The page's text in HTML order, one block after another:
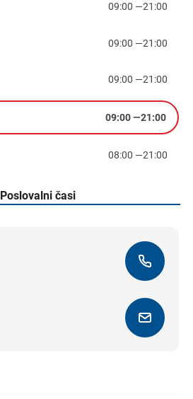
09:00 —21:00
09:00 —21:00
09:00 —21:00
09:00—21:00
08:00 —21:00
Poslovalni časi